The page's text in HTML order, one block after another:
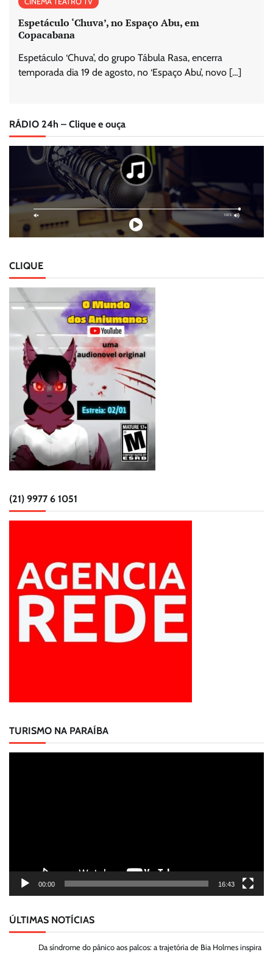
Espetáculo ‘Chuva’, no Espaço Abu, em
Copacabana
Espetáculo ‘Chuva’, do grupo Tábula Rasa, encerra
temporada dia 19 de agosto, no ‘Espaço Abu’, novo […]
RÁDIO 24h – Clique e ouça
CLIQUE
(21) 9977 6 1051
TURISMO NA PARAÍBA
00:00 16:43
ÚLTIMAS NOTÍCIAS
Da síndrome do pânico aos palcos: a trajetória de Bia Holmes inspira